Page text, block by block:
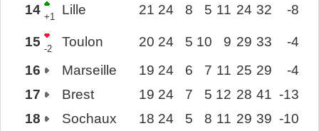
14 +1 Lille 21 24 8 5 11 24 32 -8
15 -2 Toulon 20 24 5 10 9 29 33
-4
16
Marseille 19 24 6 7 11 25 29
-4
17
Brest 19 24 7 5 12 28 41 -13
18
Sochaux 18 24 5 8 11 29 39 -10